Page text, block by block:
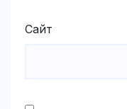
Сайт